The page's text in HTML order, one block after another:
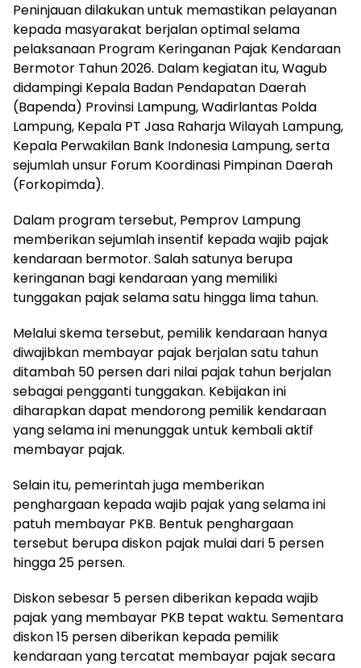
Peninjauan dilakukan untuk memastikan pelayanan
kepada masyarakat berjalan optimal selama
pelaksanaan Program Keringanan Pajak Kendaraan
Bermotor Tahun 2026. Dalam kegiatan itu, Wagub
didampingi Kepala Badan Pendapatan Daerah
(Bapenda) Provinsi Lampung, Wadirlantas Polda
Lampung, Kepala PT Jasa Raharja Wilayah Lampung,
Kepala Perwakilan Bank Indonesia Lampung, serta
sejumlah unsur Forum Koordinasi Pimpinan Daerah
(Forkopimda).
Dalam program tersebut, Pemprov Lampung
memberikan sejumlah insentif kepada wajib pajak
kendaraan bermotor. Salah satunya berupa
keringanan bagi kendaraan yang memiliki
tunggakan pajak selama satu hingga lima tahun.
Melalui skema tersebut, pemilik kendaraan hanya
diwajibkan membayar pajak berjalan satu tahun
ditambah 50 persen dari nilai pajak tahun berjalan
sebagai pengganti tunggakan. Kebijakan ini
diharapkan dapat mendorong pemilik kendaraan
yang selama ini menunggak untuk kembali aktif
membayar pajak.
Selain itu, pemerintah juga memberikan
penghargaan kepada wajib pajak yang selama ini
patuh membayar PKB. Bentuk penghargaan
tersebut berupa diskon pajak mulai dari 5 persen
hingga 25 persen.
Diskon sebesar 5 persen diberikan kepada wajib
pajak yang membayar PKB tepat waktu. Sementara
diskon 15 persen diberikan kepada pemilik
kendaraan yang tercatat membayar pajak secara